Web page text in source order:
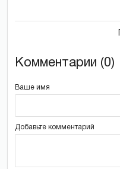
Комментарии (0)
Ваше имя
Добавьте комментарий